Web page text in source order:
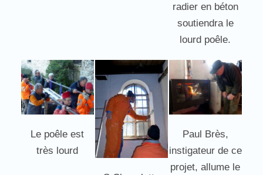
radier en béton
soutiendra le
lourd poêle.
Le poêle est
très lourd
Paul Brès,
instigateur de ce
projet, allume le